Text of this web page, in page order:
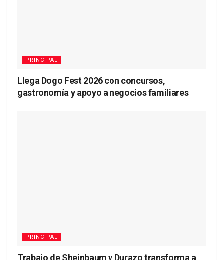
PRINCIPAL
Llega Dogo Fest 2026 con concursos,
gastronomía y apoyo a negocios familiares
PRINCIPAL
Trabajo de Sheinbaum y Durazo transforma a